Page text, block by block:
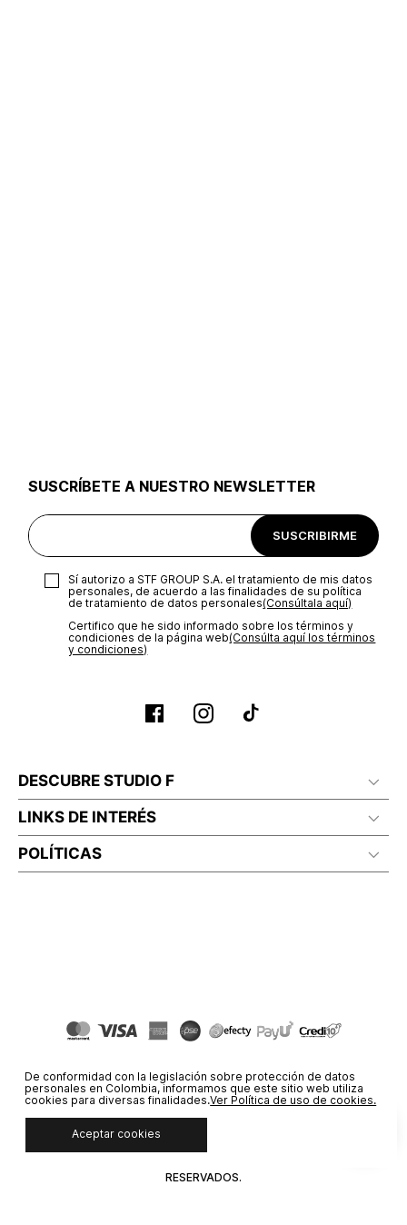
SUSCRÍBETE A NUESTRO NEWSLETTER
SUSCRIBIRME
Sí autorizo a STF GROUP S.A. el tratamiento de mis datos
personales, de acuerdo a las finalidades de su política
de tratamiento de datos personales‎(Consúltala aquí)
Certifico que he sido informado sobre los términos y
condiciones de la página web‎(Consúlta aquí los términos
y condiciones)
DESCUBRE STUDIO F
LINKS DE INTERÉS
POLÍTICAS
RESERVADOS.
De conformidad con la legislación sobre protección de datos
personales en Colombia, informamos que este sitio web utiliza
cookies para diversas finalidades.Ver Política de uso de cookies.
Aceptar cookies